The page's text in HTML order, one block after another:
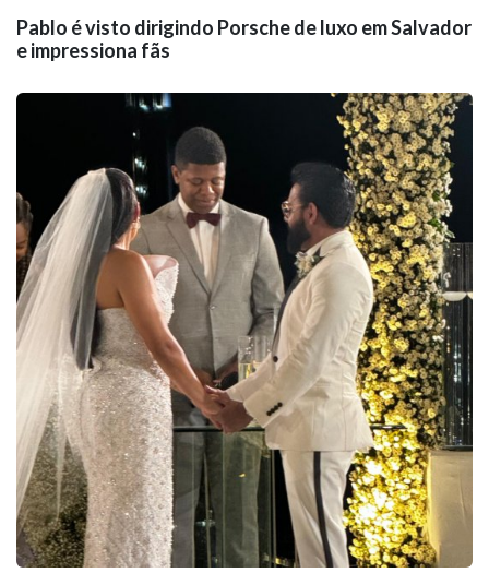
Pablo é visto dirigindo Porsche de luxo em Salvador
e impressiona fãs